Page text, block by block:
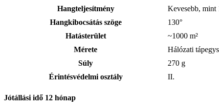
Hangteljesítmény
Kevesebb, mint
Hangkibocsátás szöge
130°
Hatásterület
~1000 m²
Mérete
Hálózati
Súly
270 g
Érintésvédelmi osztály
II.
Jótállási idő 12 hónap